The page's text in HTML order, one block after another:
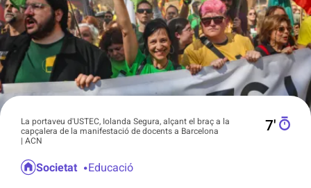
La portaveu d'USTEC, Iolanda Segura, alçant el braç a la
capçalera de la manifestació de docents a Barcelona
| ACN
7′
Societat Educació